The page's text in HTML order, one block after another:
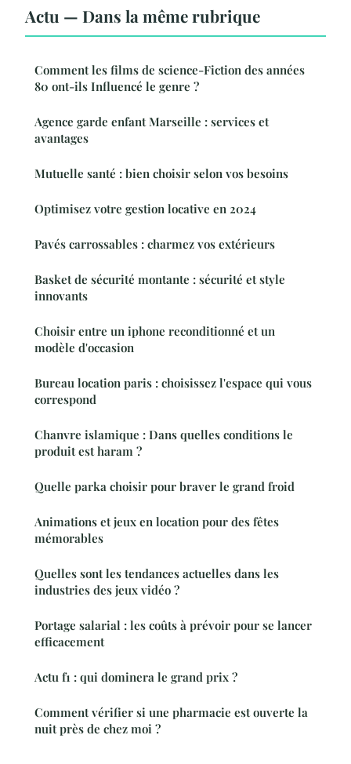
Actu — Dans la même rubrique
Comment les films de science-Fiction des années
80 ont-ils Influencé le genre ?
Agence garde enfant Marseille : services et
avantages
Mutuelle santé : bien choisir selon vos besoins
Optimisez votre gestion locative en 2024
Pavés carrossables : charmez vos extérieurs
Basket de sécurité montante : sécurité et style
innovants
Choisir entre un iphone reconditionné et un
modèle d'occasion
Bureau location paris : choisissez l'espace qui vous
correspond
Chanvre islamique : Dans quelles conditions le
produit est haram ?
Quelle parka choisir pour braver le grand froid
Animations et jeux en location pour des fêtes
mémorables
Quelles sont les tendances actuelles dans les
industries des jeux vidéo ?
Portage salarial : les coûts à prévoir pour se lancer
efficacement
Actu f1 : qui dominera le grand prix ?
Comment vérifier si une pharmacie est ouverte la
nuit près de chez moi ?